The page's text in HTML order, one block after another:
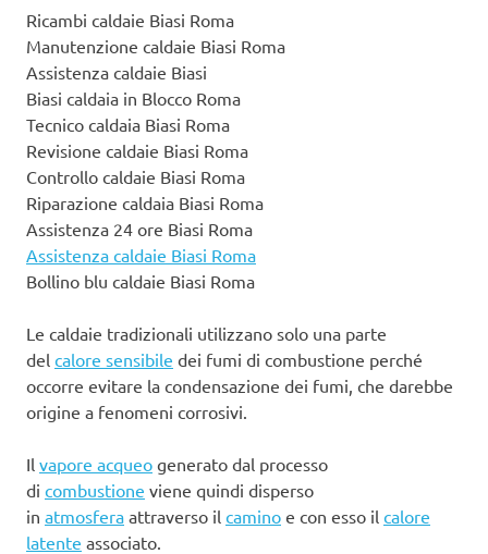
Ricambi caldaie Biasi Roma
Manutenzione caldaie Biasi Roma
Assistenza caldaie Biasi
Biasi caldaia in Blocco Roma
Tecnico caldaia Biasi Roma
Revisione caldaie Biasi Roma
Controllo caldaie Biasi Roma
Riparazione caldaia Biasi Roma
Assistenza 24 ore Biasi Roma
Assistenza caldaie Biasi Roma
Bollino blu caldaie Biasi Roma
Le caldaie tradizionali utilizzano solo una parte
del calore sensibile dei fumi di combustione perché
occorre evitare la condensazione dei fumi, che darebbe
origine a fenomeni corrosivi.
Il vapore acqueo generato dal processo
di combustione viene quindi disperso
in atmosfera attraverso il camino e con esso il calore
latente associato.